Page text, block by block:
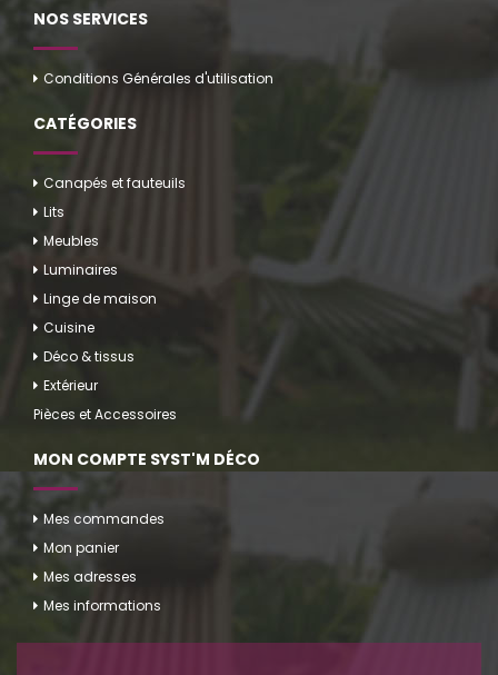
NOS SERVICES
Conditions Générales d'utilisation
CATÉGORIES
Canapés et fauteuils
Lits
Meubles
Luminaires
Linge de maison
Cuisine
Déco & tissus
Extérieur
Pièces et Accessoires
MON COMPTE SYST'M DÉCO
Mes commandes
Mon panier
Mes adresses
Mes informations